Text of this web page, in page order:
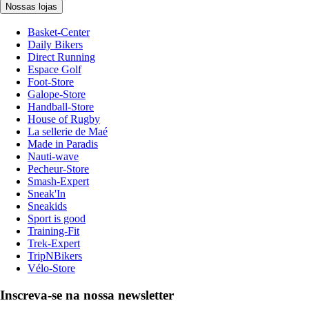
Nossas lojas
Basket-Center
Daily Bikers
Direct Running
Espace Golf
Foot-Store
Galope-Store
Handball-Store
House of Rugby
La sellerie de Maé
Made in Paradis
Nauti-wave
Pecheur-Store
Smash-Expert
Sneak'In
Sneakids
Sport is good
Training-Fit
Trek-Expert
TripNBikers
Vélo-Store
Inscreva-se na nossa newsletter